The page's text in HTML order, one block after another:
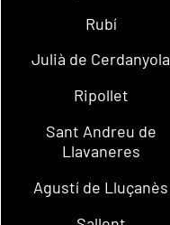
Rubí
Julià de Cerdanyola
Ripollet
Sant Andreu de
Llavaneres
Agustí de Lluçanès